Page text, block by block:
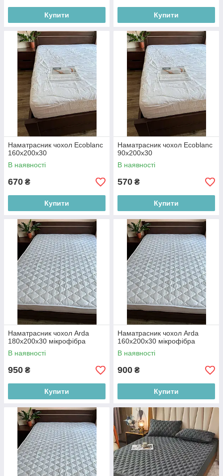
Купити Купити
Наматрасник чохол Ecoblanc
160х200х30
В наявності
670 ₴
Купити
Наматрасник чохол Ecoblanc
90х200х30
В наявності
570 ₴
Купити
Наматрасник чохол Arda
180х200х30 мікрофібра
В наявності
950 ₴
Купити
Наматрасник чохол Arda
160х200х30 мікрофібра
В наявності
900 ₴
Купити